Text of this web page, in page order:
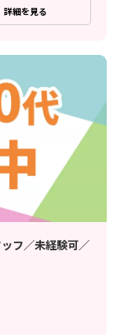
詳細を見る
フ／未経験可／